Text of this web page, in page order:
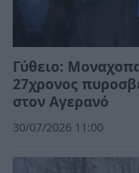
Γύθειο:
27χρονος
στον Αγερανό
30/07/2026 11:00